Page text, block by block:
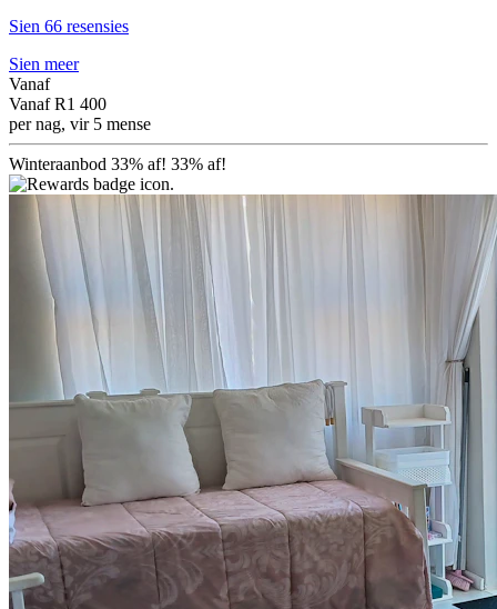
Sien 66 resensies
Sien meer
Vanaf
Vanaf R1 400
per nag, vir 5 mense
Winteraanbod 33% af! 33% af!